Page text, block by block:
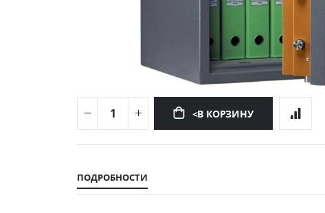
<В КОРЗИНУ
Перейти
началу
галереи
изображений
ПОДРОБНОСТИ